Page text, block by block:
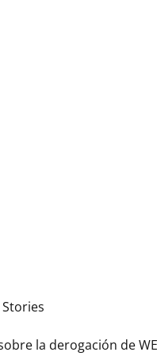
la derogación de